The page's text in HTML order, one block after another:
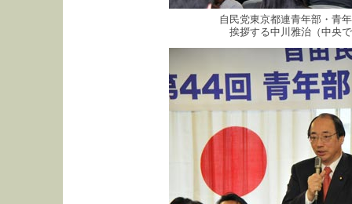
自民党東京都連青年部・青
挨拶する中川雅治（中央